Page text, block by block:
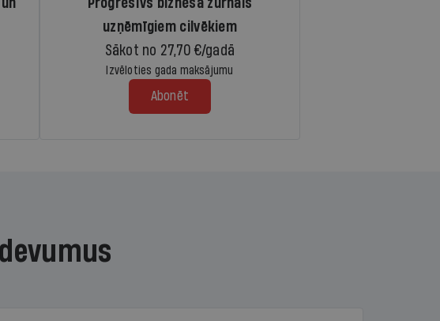
Progresīvs biznesa žurnāls
uzņēmīgiem cilvēkiem
Sākot no 27,70 €/gadā
Izvēloties gada maksājumu
Abonēt